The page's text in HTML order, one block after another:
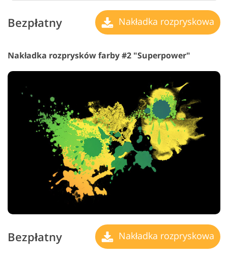
Bezpłatny Nakładka rozpryskowa
Nakładka rozprysków farby #2 "Superpower"
Bezpłatny Nakładka rozpryskowa